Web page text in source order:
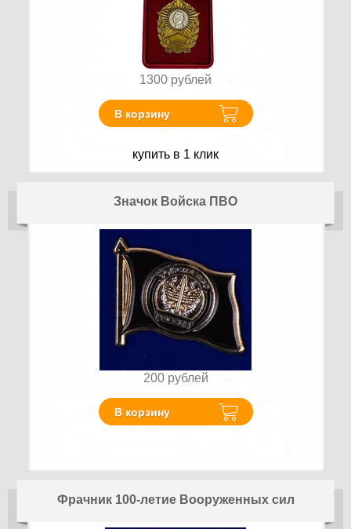
1300 рублей
В корзину
купить в 1 клик
Значок Войска ПВО
200 рублей
В корзину
Фрачник 100-летие Вооруженных сил